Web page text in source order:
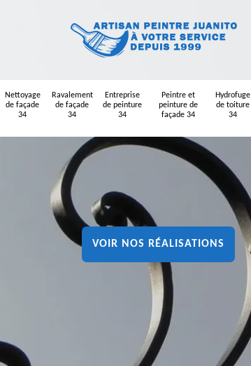
Nettoyage
de façade
34
Ravalement
de façade
34
Entreprise
de peinture
34
Peintre et
peinture de
façade 34
Hydrofuge
de toiture
34
VOIR NOS RÉALISATIONS